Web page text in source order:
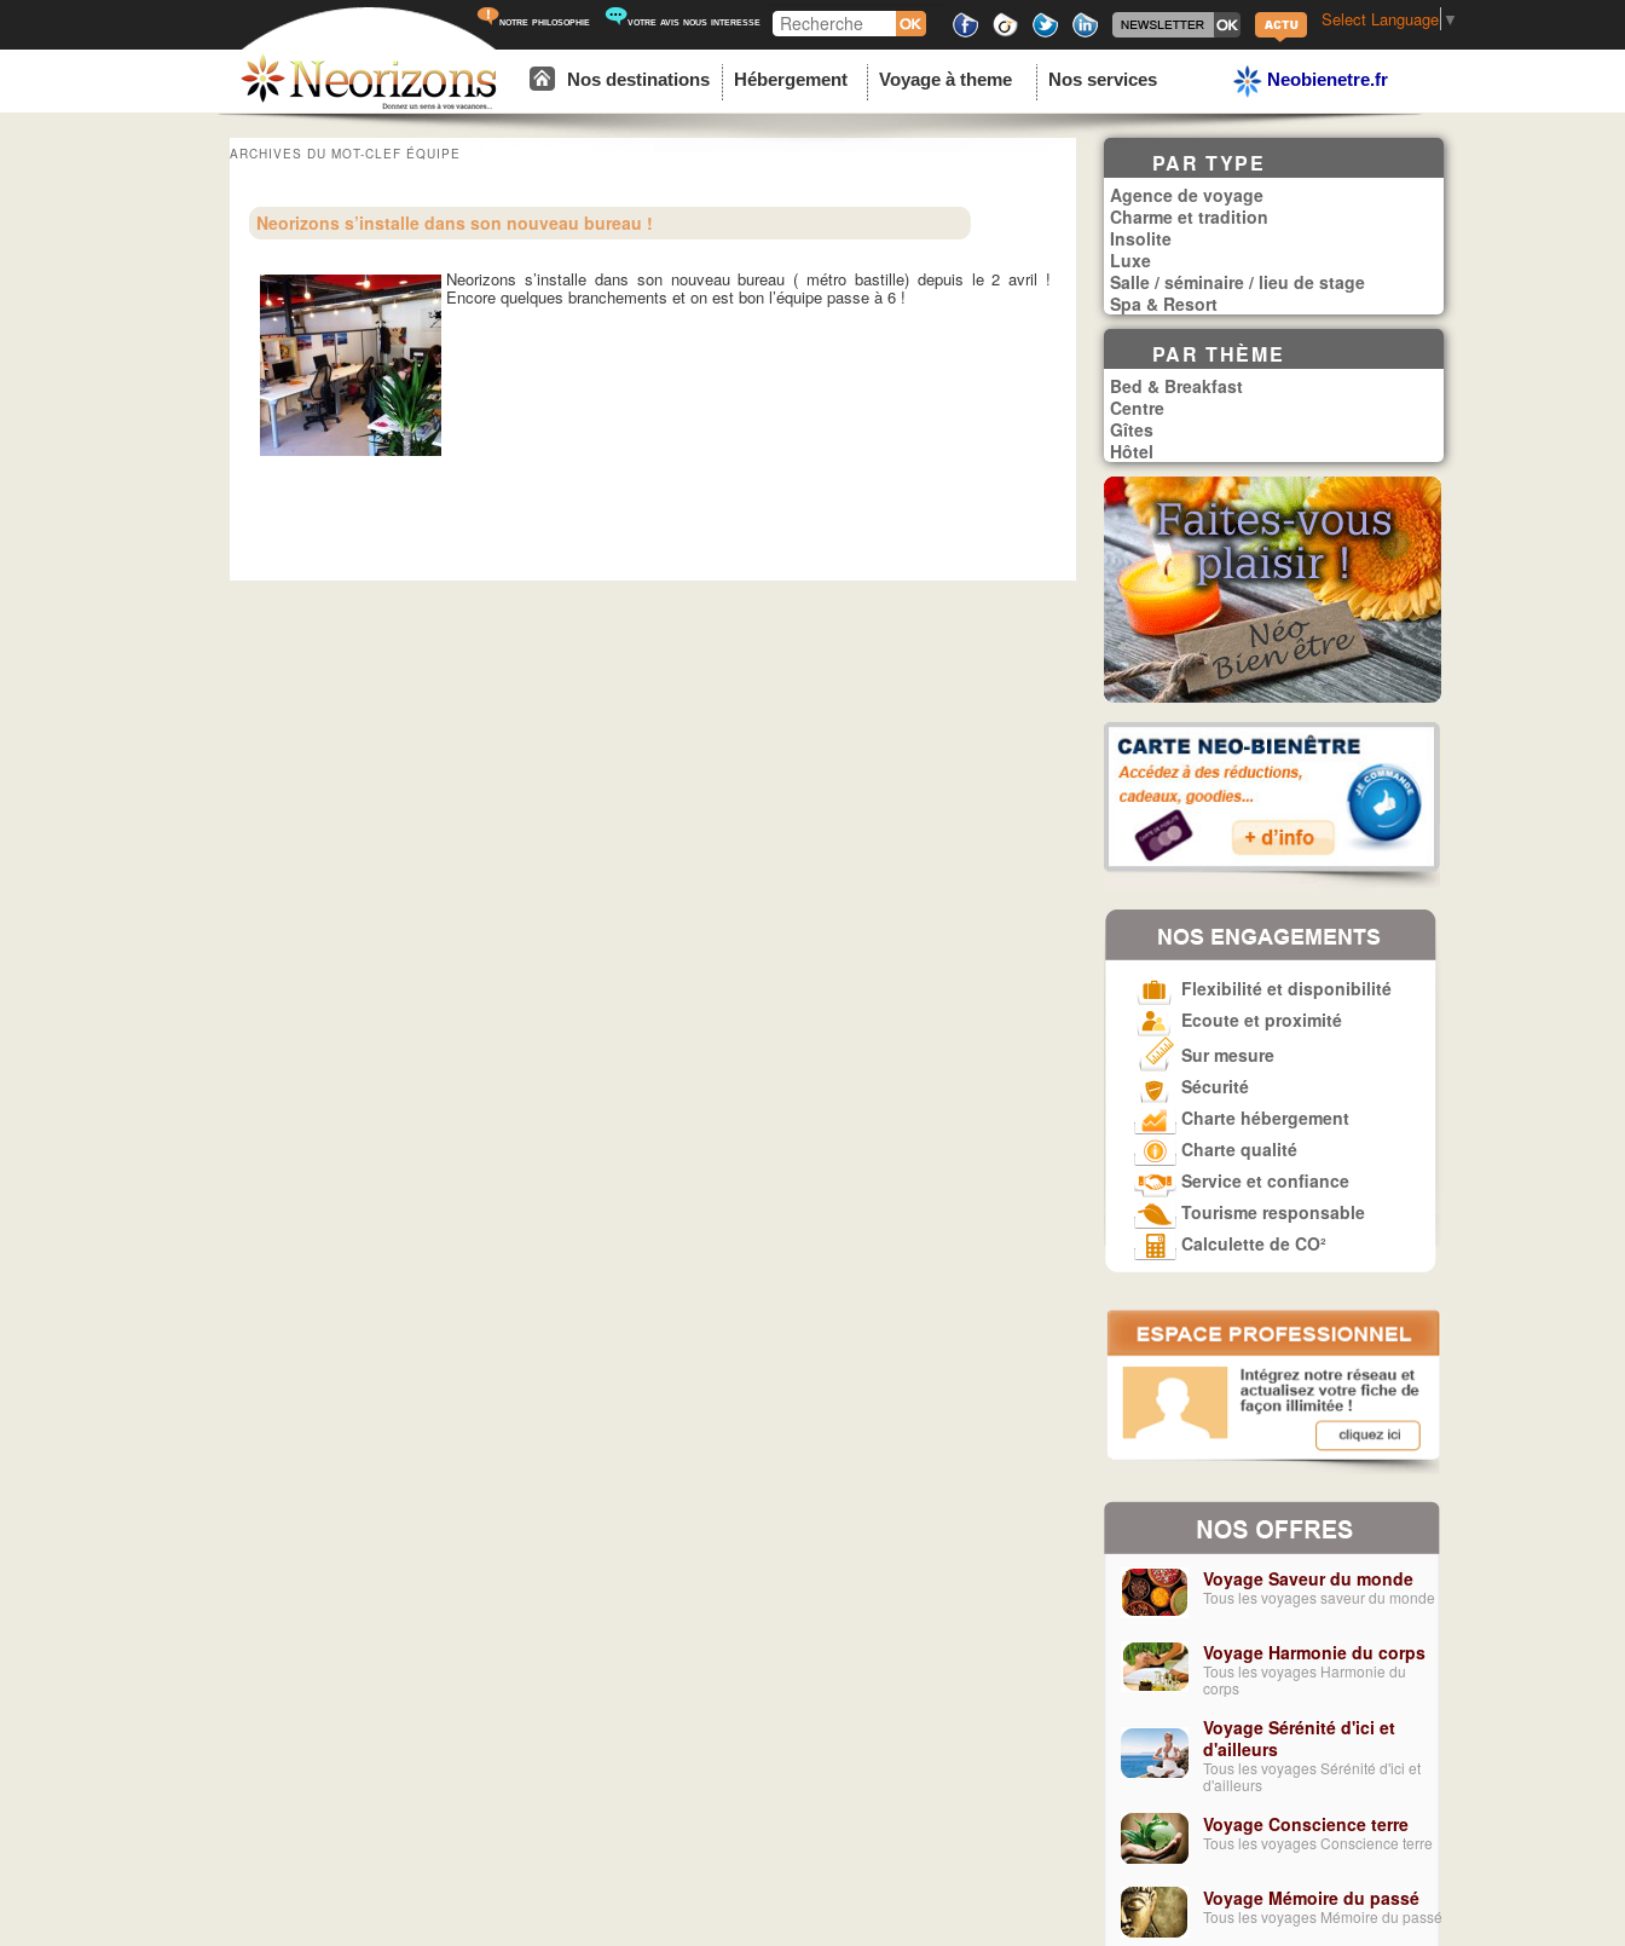
notre philosophie votre avis nous interesse Recherche Select Language ▼
Aller au contenu principal
Aller au contenu secondaire
Nos destinations Hébergement Voyage à theme Nos services Neobienetre.fr
ARCHIVES DU MOT-CLEF ÉQUIPE
Neorizons s’installe dans son nouveau bureau !
Neorizons s’installe dans son nouveau bureau ( métro bastille) depuis le 2 avril !
Encore quelques branchements et on est bon l’équipe passe à 6 !
PAR TYPE
Agence de voyage
Charme et tradition
Insolite
Luxe
Salle / séminaire / lieu de stage
Spa & Resort
PAR THÈME
Bed & Breakfast
Centre
Gîtes
Hôtel
Flexibilité et disponibilité
Ecoute et proximité
Sur mesure
Sécurité
Charte hébergement
Charte qualité
Service et confiance
Tourisme responsable
Calculette de CO²
Voyage Saveur du monde
Tous les voyages saveur du monde
Voyage Harmonie du corps
Tous les voyages Harmonie du
corps
Voyage Sérénité d'ici et
d'ailleurs
Tous les voyages Sérénité d'ici et
d'ailleurs
Voyage Conscience terre
Tous les voyages Conscience terre
Voyage Mémoire du passé
Tous les voyages Mémoire du passé